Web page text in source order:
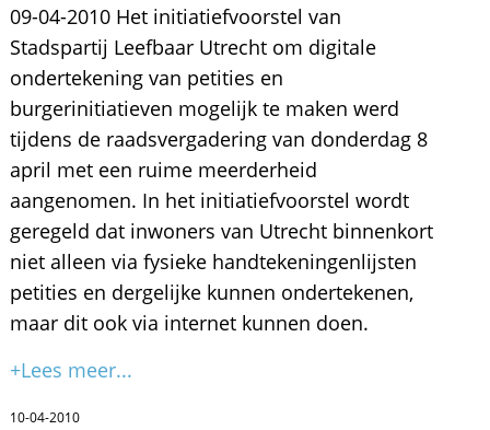
09-04-2010 Het initiatiefvoorstel van
Stadspartij Leefbaar Utrecht om digitale
ondertekening van petities en
burgerinitiatieven mogelijk te maken werd
tijdens de raadsvergadering van donderdag 8
april met een ruime meerderheid
aangenomen. In het initiatiefvoorstel wordt
geregeld dat inwoners van Utrecht binnenkort
niet alleen via fysieke handtekeningenlijsten
petities en dergelijke kunnen ondertekenen,
maar dit ook via internet kunnen doen.
+Lees meer...
10-04-2010